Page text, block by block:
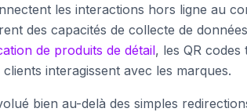
les interactions hors ligne au
des capacités de collecte de
de produits de détail, les QR
interagissent avec les marques.
bien au-delà des simples